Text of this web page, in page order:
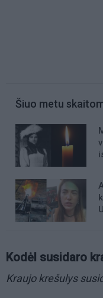
Šiuo metu
Kodėl susidaro
Kraujo krešulys